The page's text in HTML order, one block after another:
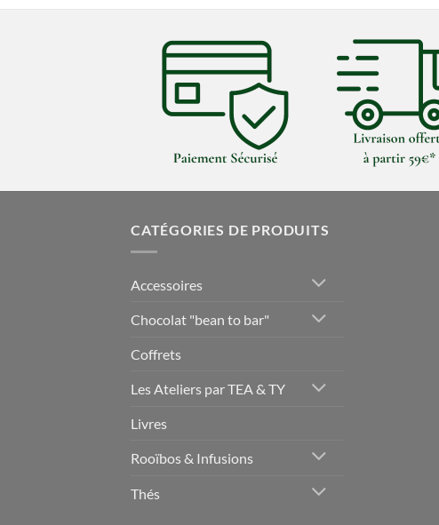
CATÉGORIES DE PRODUITS
Accessoires
Chocolat "bean to bar"
Coffrets
Les Ateliers par TEA & TY
Livres
Rooïbos & Infusions
Thés